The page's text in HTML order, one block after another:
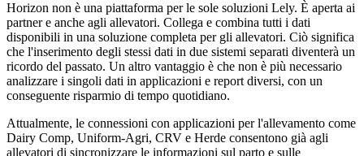
Horizon non è una piattaforma per le sole soluzioni Lely. È aperta ai
partner e anche agli allevatori. Collega e combina tutti i dati
disponibili in una soluzione completa per gli allevatori. Ciò significa
che l'inserimento degli stessi dati in due sistemi separati diventerà un
ricordo del passato. Un altro vantaggio è che non è più necessario
analizzare i singoli dati in applicazioni e report diversi, con un
conseguente risparmio di tempo quotidiano.
Attualmente, le connessioni con applicazioni per l'allevamento come
Dairy Comp, Uniform-Agri, CRV e Herde consentono già agli
allevatori di sincronizzare le informazioni sul parto e sulle